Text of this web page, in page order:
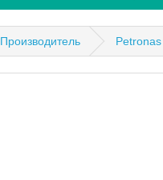
Производитель Petronas